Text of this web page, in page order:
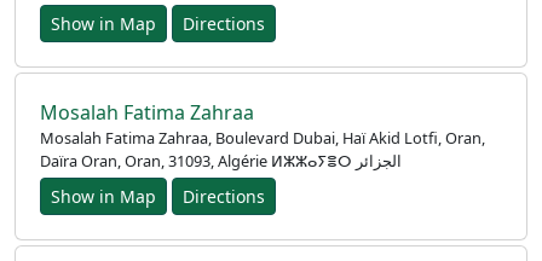
Show in Map Directions
Mosalah Fatima Zahraa
Mosalah Fatima Zahraa, Boulevard Dubai, Haï Akid Lotfi, Oran,
Daïra Oran, Oran, 31093, Algérie ⵍⵣⵣⴰⵢⴻⵔ الجزائر
Show in Map Directions